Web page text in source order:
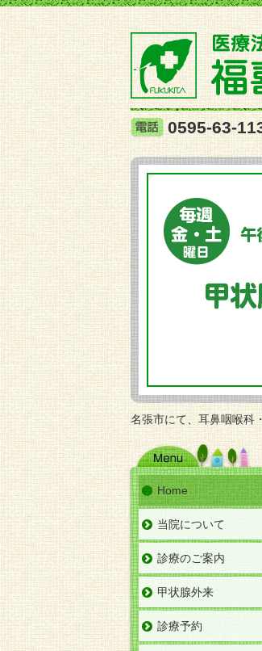
0595-63-
名張市にて、耳鼻咽喉科
Home
当院について
診療のご案内
甲状腺外来
診療予約